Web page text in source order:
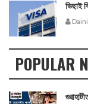
ভিছাই
POPULAR